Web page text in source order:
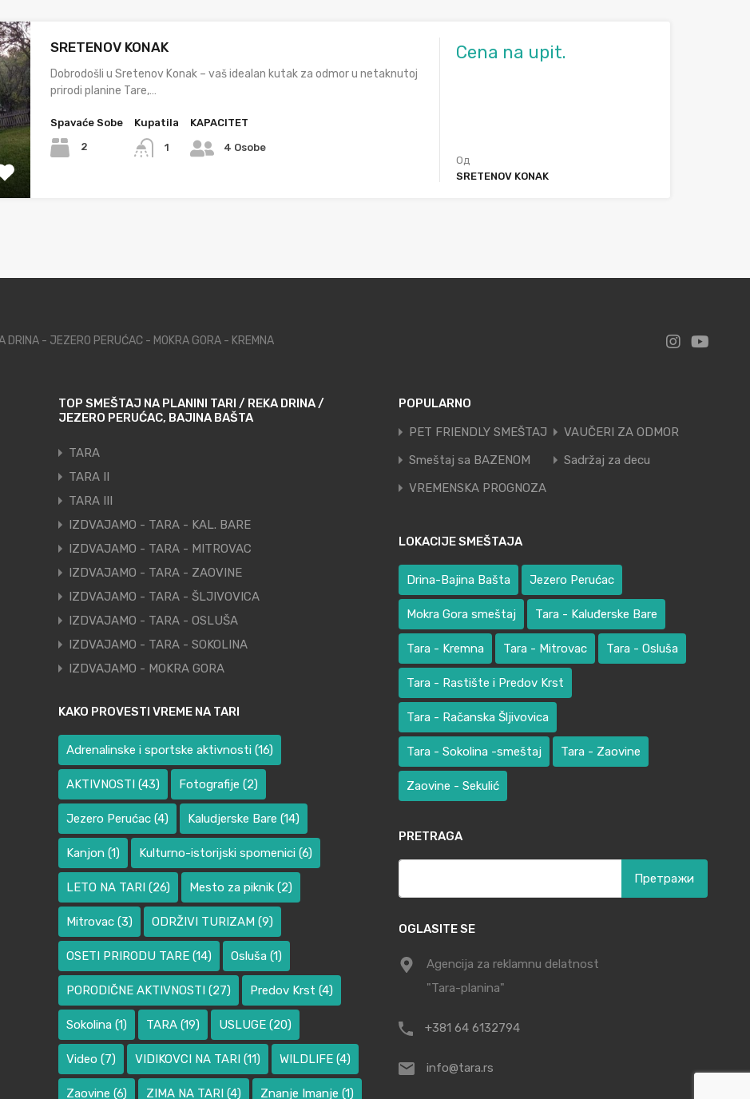
SRETENOV KONAK
Dobrodošli u Sretenov Konak – vaš idealan kutak za odmor u netaknutoj
prirodi planine Tare,…
Spavaće Sobe
2
Kupatila
1
KAPACITET
4 Osobe
Cena na upit.
Од
SRETENOV KONAK
- JEZERO PERUĆAC - MOKRA GORA - KREMNA
TOP SMEŠTAJ NA PLANINI TARI / REKA DRINA /
JEZERO PERUĆAC, BAJINA BAŠTA
TARA
TARA II
TARA III
IZDVAJAMO - TARA - KAL. BARE
IZDVAJAMO - TARA - MITROVAC
IZDVAJAMO - TARA - ZAOVINE
IZDVAJAMO - TARA - ŠLJIVOVICA
IZDVAJAMO - TARA - OSLUŠA
IZDVAJAMO - TARA - SOKOLINA
IZDVAJAMO - MOKRA GORA
KAKO PROVESTI VREME NA TARI
Adrenalinske i sportske aktivnosti (16)
AKTIVNOSTI (43) Fotografije (2)
Jezero Perućac (4) Kaludjerske Bare (14)
Kanjon (1) Kulturno-istorijski spomenici (6)
LETO NA TARI (26) Mesto za piknik (2)
Mitrovac (3) ODRŽIVI TURIZAM (9)
OSETI PRIRODU TARE (14) Osluša (1)
PORODIČNE AKTIVNOSTI (27) Predov Krst (4)
Sokolina (1) TARA (19) USLUGE (20)
Video (7) VIDIKOVCI NA TARI (11) WILDLIFE (4)
Zaovine (6) ZIMA NA TARI (4) Znanje Imanje (1)
POPULARNO
PET FRIENDLY SMEŠTAJ
VAUČERI ZA ODMOR
Smeštaj sa BAZENOM
Sadržaj za decu
VREMENSKA PROGNOZA
LOKACIJE SMEŠTAJA
Drina-Bajina Bašta Jezero Perućac
Mokra Gora smeštaj Tara - Kaluđerske Bare
Tara - Kremna Tara - Mitrovac Tara - Osluša
Tara - Rastište i Predov Krst
Tara - Račanska Šljivovica
Tara - Sokolina -smeštaj Tara - Zaovine
Zaovine - Sekulić
PRETRAGA
за:
OGLASITE SE
Agencija za reklamnu delatnost
"Tara-planina"
+381 64 6132794
info@tara.rs